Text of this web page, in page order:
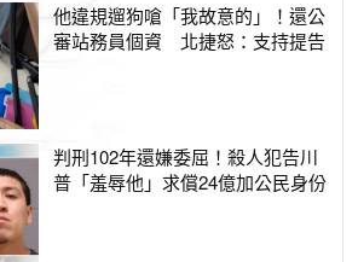
他違規遛狗嗆「我故意的」！還公
審站務員個資 北捷怒：支持提告
判刑102年還嫌委屈！殺人犯告川
普「羞辱他」求償24億加公民身份